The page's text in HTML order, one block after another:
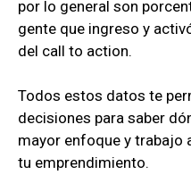
por lo general son
gente que ingreso y
del call to action.
Todos estos datos te
decisiones para saber
mayor enfoque y trabajo
tu emprendimiento.